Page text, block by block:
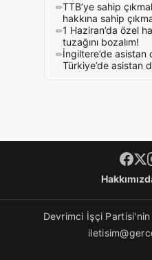
TTB’ye sahip
hakkına sahip
1 Haziran’da özel
tuzağını bozalım!
İngiltere’de
Türkiye’de asistan
Footer menü
Devrimci İşçi Partisi'nin